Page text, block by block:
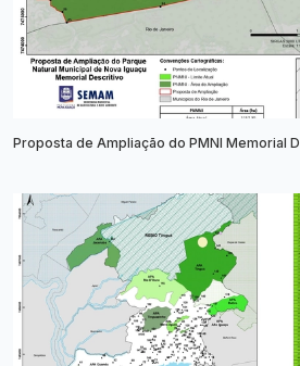
Proposta de Ampliação do PMNI Memorial D